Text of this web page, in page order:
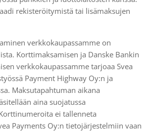
rekisteröitymistä tai lisämaksujen
verkkokaupassamme on
Korttimaksamisen ja Danske Bankin
verkkokaupassamme tarjoaa Svea
Payment Highway Oy:n ja
Maksutapahtuman aikana
aina suojatussa
ei tallenneta
Payments Oy:n tietojärjestelmiin vaan